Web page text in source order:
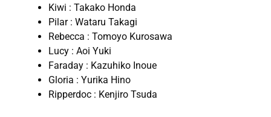
Kiwi : Takako Honda
Pilar : Wataru Takagi
Rebecca : Tomoyo Kurosawa
Lucy : Aoi Yuki
Faraday : Kazuhiko Inoue
Gloria : Yurika Hino
Ripperdoc : Kenjiro Tsuda